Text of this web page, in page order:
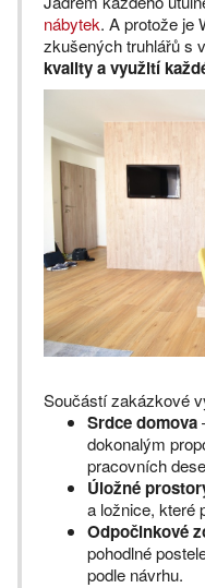
nábytek. A protože je
zkušených truhlářů s
kvality a využití
Součástí zakázkové
Srdce domova
dokonalým
pracovních
Úložné
a ložnice, které
Odpočinkové
pohodlné
podle návrhu.